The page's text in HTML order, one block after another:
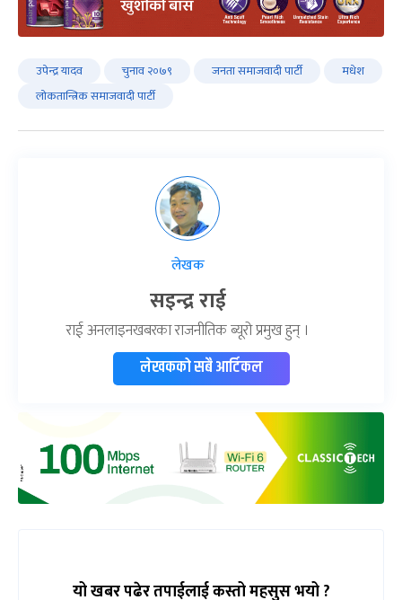
उपेन्द्र यादव चुनाव २०७९ जनता समाजवादी पार्टी
मधेश
लोकतान्त्रिक समाजवादी पार्टी
लेखक
सइन्द्र राई
राई अनलाइनखबरका राजनीतिक ब्यूरो प्रमुख हुन् ।
लेखकको सबै आर्टिकल
यो खबर पढेर तपाईलाई कस्तो महसुस भयो ?